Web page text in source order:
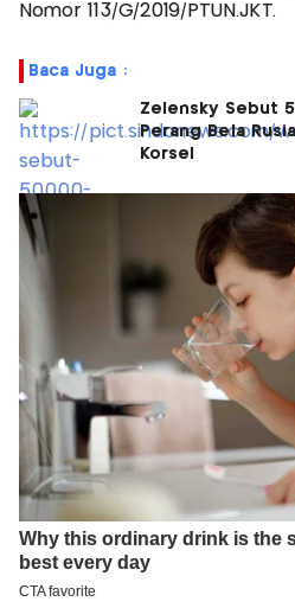
Nomor 113/G/2019/PTUN.JKT.
Baca Juga :
Zelensky Sebut
Perang Bela
Korsel